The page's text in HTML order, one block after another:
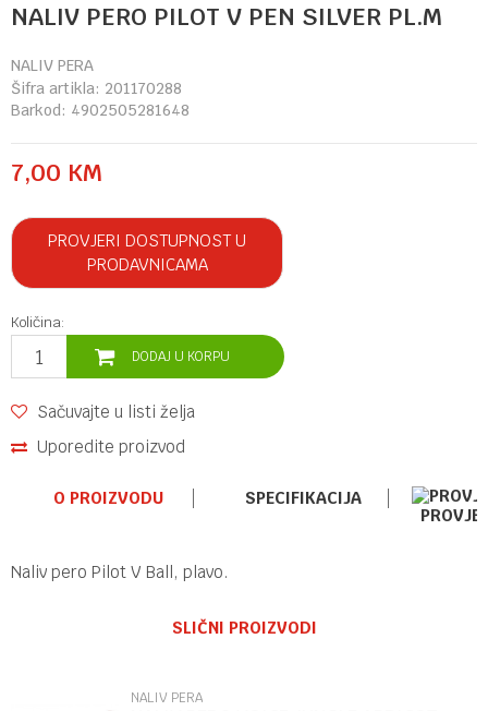
NALIV PERO PILOT V PEN SILVER PL.M
NALIV PERA
Šifra artikla: 201170288
Barkod: 4902505281648
7,00 KM
PROVJERI DOSTUPNOST U
PRODAVNICAMA
Količina:
DODAJ U KORPU
Sačuvajte u listi želja
Uporedite proizvod
O PROIZVODU
SPECIFIKACIJA
Naliv pero Pilot V Ball, plavo.
SLIČNI PROIZVODI
NALIV PERA